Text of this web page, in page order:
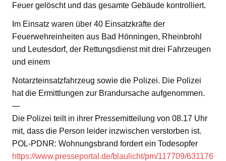
Feuer gelöscht und das gesamte Gebäude kontrolliert.
Im Einsatz waren über 40 Einsatzkräfte der
Feuerwehreinheiten aus Bad Hönningen, Rheinbrohl
und Leutesdorf, der Rettungsdienst mit drei Fahrzeugen
und einem
Notarzteinsatzfahrzeug sowie die Polizei. Die Polizei
hat die Ermittlungen zur Brandursache aufgenommen.
—
Die Polizei teilt in ihrer Pressemitteilung von 08.17 Uhr
mit, dass die Person leider inzwischen verstorben ist.
POL-PDNR: Wohnungsbrand fordert ein Todesopfer
https://www.presseportal.de/blaulicht/pm/117709/631176